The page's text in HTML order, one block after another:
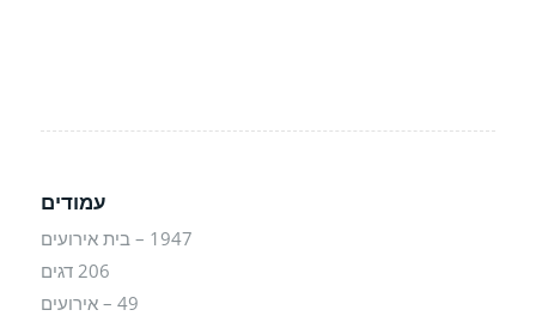
עמודים
1947 – בית אירועים
206 דגים
49 – אירועים